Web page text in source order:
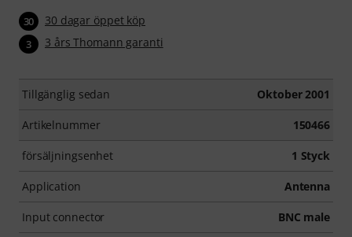
30 30 dagar öppet köp
3 3 års Thomann garanti
Tillgänglig sedan Oktober 2001
Artikelnummer 150466
försäljningsenhet 1 Styck
Application Antenna
Input connector BNC male